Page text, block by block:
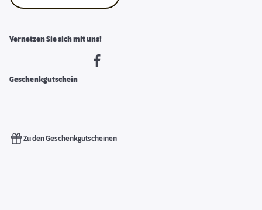
Vernetzen Sie sich mit uns!
Geschenkgutschein
Zu den Geschenkgutscheinen